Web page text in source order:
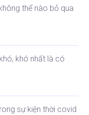
thể nào bỏ qua
khó nhất là có
sự kiện thời covid